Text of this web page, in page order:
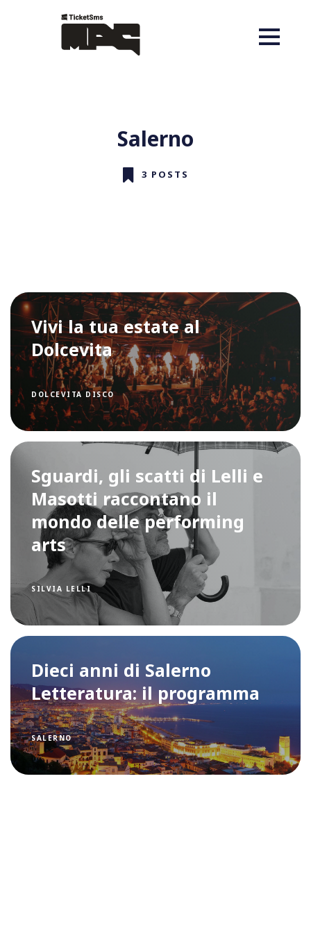
Salerno
3 POSTS
Vivi la tua estate al
Dolcevita
DOLCEVITA DISCO
Sguardi, gli scatti di Lelli e
Masotti raccontano il
mondo delle performing
arts
SILVIA LELLI
Dieci anni di Salerno
Letteratura: il programma
SALERNO